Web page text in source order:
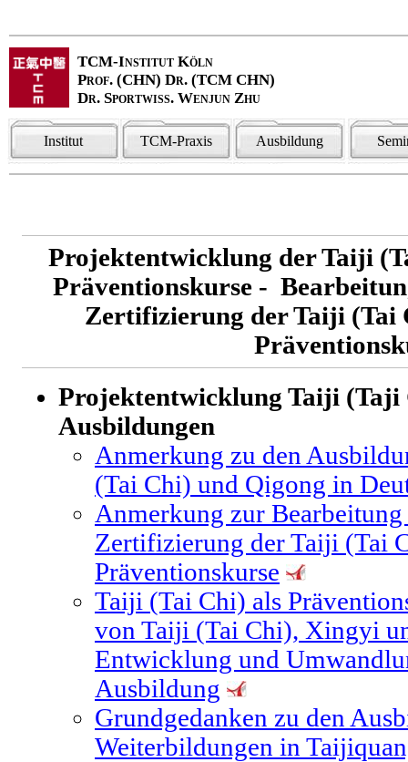
TCM-Institut Köln
Prof. (CHN) Dr. (TCM CHN)
Dr. Sportwiss. Wenjun Zhu
Institut TCM-Praxis Ausbildung
Projektentwicklung der Taiji
Präventionskurse -
Zertifizierung der Taiji (Tai
Projektentwicklung Taiji (Taji
Ausbildungen
Anmerkung zu den
(Tai Chi) und Qigong in
Anmerkung zur
Zertifizierung der Taiji (Tai
Präventionskurse
Taiji (Tai Chi) als
von Taiji (Tai Chi), Xingyi
Entwicklung und
Ausbildung
Grundgedanken zu den
Weiterbildungen in